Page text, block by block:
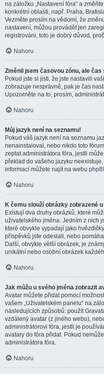
na záložku „Nastavení fóra“ a
konkrétní oblasti, např. Praha,
Vezměte prosím na vědomí, že
nastavení, můžou provádět jen
registrováni, toto je dobrý důvod,
Nahoru
Změnil jsem časovou zónu, ale
Pokud jste si jisti, že jste nastavili
zobrazuje nesprávně, pak je čas
Upozorněte na to, prosím,
Nahoru
Můj jazyk není na seznamu!
Pokud váš jazyk není na seznamu
nenainstaloval, nebo nikdo toto
zeptat administrátora fóra, jestli
překlad do vašeho jazyku
informací můžete najít na webu
Nahoru
K čemu slouží obrázky zobrazené
Existují dva druhy obrázků, které
uživatelského jména. Jedním z nich
které obvykle vypadají jako
příspěvků jste odeslali, nebo
Další, obvykle větší obrázek, je
unikátní nebo osobní obrázek
Nahoru
Jak můžu u svého jména zobrazit
Avatar můžete přidat pomocí
vašem „Uživatelském panelu“ na
následujících způsobů: použít
vzdálený avatar (z jiného webu),
administrátorovi fóra, jestli je
avatary do fóra přidat. Pokud
administrátora fóra.
Nahoru